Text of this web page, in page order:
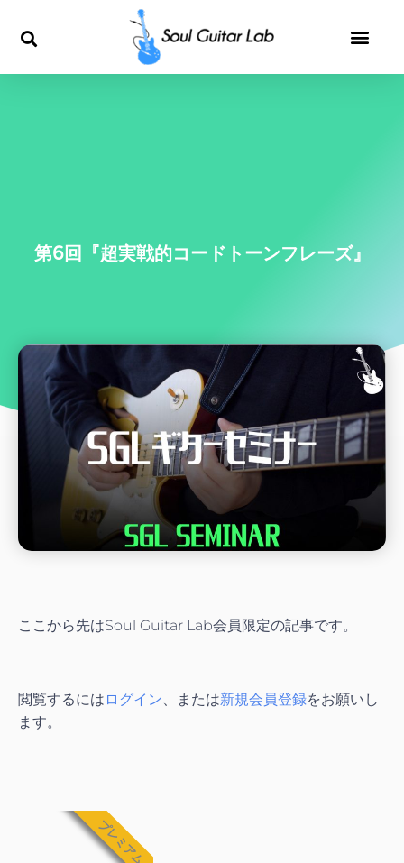
第6回『超実戦的コードトーンフレーズ』
ここから先はSoul Guitar Lab会員限定の記事です。
閲覧するには ログイン、または新規会員登録をお願いし
ます。
プレミアム